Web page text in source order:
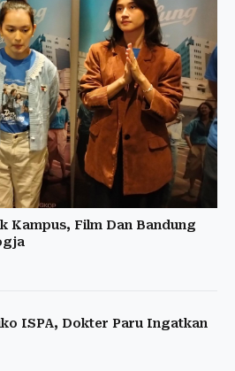
Kampus, Film Dan Bandung
ISPA, Dokter Paru Ingatkan